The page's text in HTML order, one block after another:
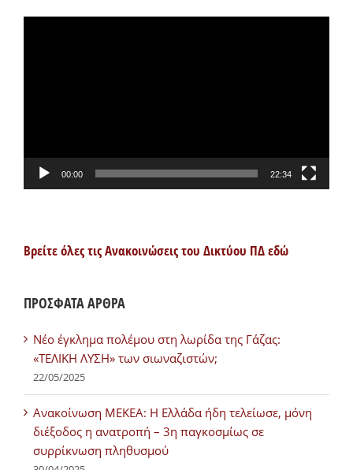
00:00 22:34
Βρείτε όλες τις Ανακοινώσεις του Δικτύου ΠΔ εδώ
ΠΡΟΣΦΑΤΑ ΑΡΘΡΑ
Νέο έγκλημα πολέμου στη λωρίδα της Γάζας:
«ΤΕΛΙΚΗ ΛΥΣΗ» των σιωναζιστών;
22/05/2025
Ανακοίνωση ΜΕΚΕΑ: Η Ελλάδα ήδη τελείωσε, μόνη
διέξοδος η ανατροπή – 3η παγκοσμίως σε
συρρίκνωση πληθυσμού